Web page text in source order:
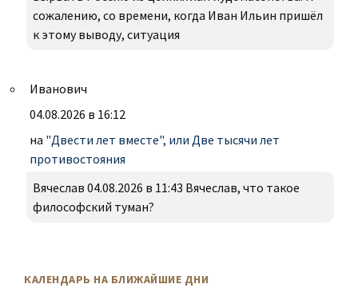
сожалению, со времени, когда Иван Ильин пришёл
к этому выводу, ситуация
Иванович
04.08.2026 в 16:12
на "Двести лет вместе", или Две тысячи лет
противостояния
Вячеслав 04.08.2026 в 11:43 Вячеслав, что такое
философский туман?
КАЛЕНДАРЬ НА БЛИЖАЙШИЕ ДНИ